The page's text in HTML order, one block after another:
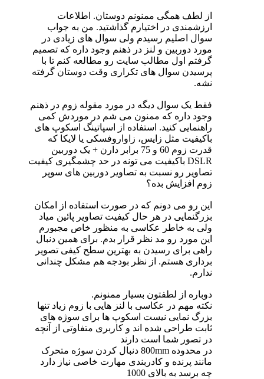
از لطف همگی ممنونم دوستان. اطلاعات
ارزشمندی در اختیارم گذاشتید. من به جواب
سوال اصلیم رسیدم ولی سوال های زیادی در
مورد دوربین و لنز در ذهنم وجود داره که تصمیم
گرفتم اول مطالب سایت رو مطالعه کنم تا با
پرسیدن سوال های تکراری وقت دوستان گرفته
نشه.
فقط یک سوال دیگه در مورد مقوله زوم در ذهنم
وجود داره که ممنون می شم در موردش کمی
راهنمایی کنید. استفاده از اسپاتینگ اسکوپ های
باکیفیت مثل زایس، زاواروفسکی یا لایکا که
قدرت زوم 60 و 75 برابر دارن + یک دوربین
DSLR باکیفیت می تونه در حد چشمگیری کیفیت
تصاویر رو نسبت به تصاویر دوربین های سوپر
زوم افزایش بده؟
این رو می دونم که در صورت استفاده از امکان
بزرگنمایی در هر حال کیفیت تصاویر پائین میاد
ولی به خاطر عکاسی به منظور خاص مجبورم
این مورد رو مد نظر قرار بدم. برای همین دنبال
راهی برای رسیدن به بهترین سطح کیفی تصویر
برداری هستم. از نظر بودجه هم مشکل چندانی
ندارم.
دوباره از لطفتون بسیار ممنونم.
نکته مهم در عکاسی با لنز هایی با زوم زیاد تنها
بزرگ نمایی نیست اسکوپ ها برای سوژه های
ثابت طراحی شده اند و کاربری متفاوتی از آنچه
در تصور شما است دارند
در محدوده 800mm دنبال کردن سوژه متحرک
مانند پرنده و کادربندی مهارت خاصی نیاز دارد
چه برسد به بالای 1000